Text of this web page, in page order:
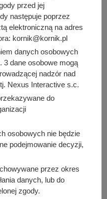
121/turniej-warcabowy-i-
przed jej
następuje poprzez
elektroniczną na adres
kornik@kornik.pl
danych osobowych
dane osobowe mogą
nadzór nad
Nexus Interactive s.c.
do
osobowych nie będzie
podejmowanie decyzji,
przez okres
danych, lub do
zgody.